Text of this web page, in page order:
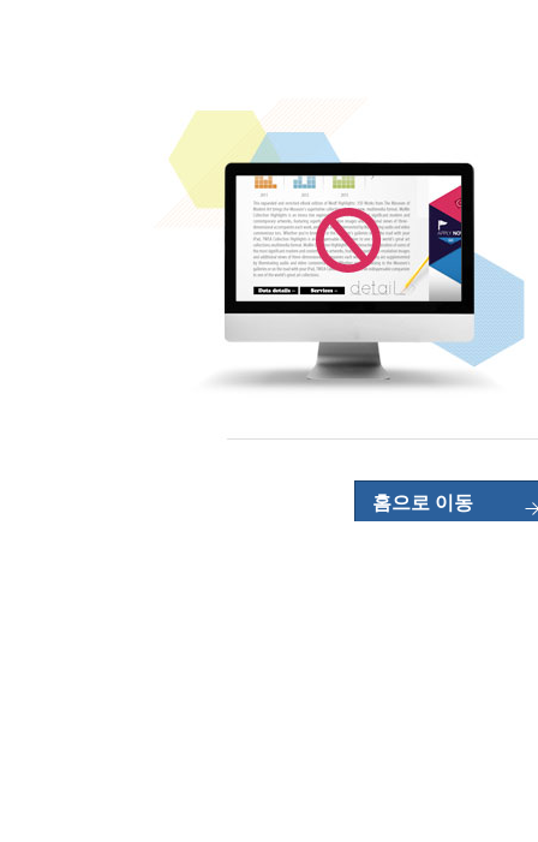
홈으로 이동